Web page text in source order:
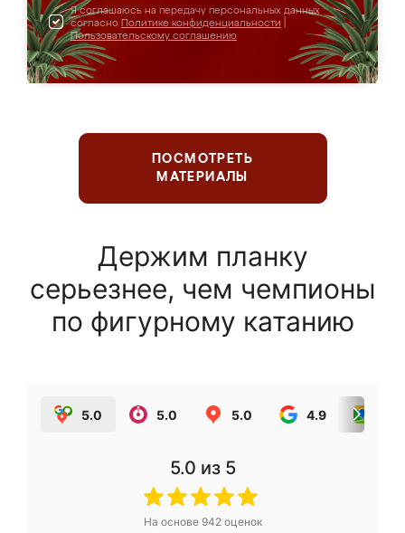
Я соглашаюсь на передачу персональных данных
согласно Политике конфиденциальности
Пользовательскому соглашению
ПОСМОТРЕТЬ
МАТЕРИАЛЫ
Держим планку
серьезнее, чем чемпионы
по фигурному катанию
5.0 5.0 5.0 4.9
5.0 из 5
На основе 942оценок